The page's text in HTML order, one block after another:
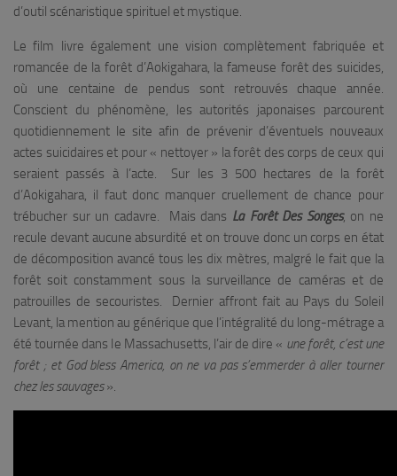
d’outil scénaristique spirituel et mystique.
Le film livre également une vision complètement fabriquée et
romancée de la forêt d’Aokigahara, la fameuse forêt des suicides,
où une centaine de pendus sont retrouvés chaque année.
Conscient du phénomène, les autorités japonaises parcourent
quotidiennement le site afin de prévenir d’éventuels nouveaux
actes suicidaires et pour « nettoyer » la forêt des corps de ceux qui
seraient passés à l’acte. Sur les 3 500 hectares de la forêt
d’Aokigahara, il faut donc manquer cruellement de chance pour
trébucher sur un cadavre. Mais dans La Forêt Des Songes, on ne
recule devant aucune absurdité et on trouve donc un corps en état
de décomposition avancé tous les dix mètres, malgré le fait que la
forêt soit constamment sous la surveillance de caméras et de
patrouilles de secouristes. Dernier affront fait au Pays du Soleil
Levant, la mention au générique que l’intégralité du long-métrage a
été tournée dans le Massachusetts, l’air de dire « une forêt, c’est une
forêt ; et God bless America, on ne va pas s’emmerder à aller tourner
chez les sauvages».